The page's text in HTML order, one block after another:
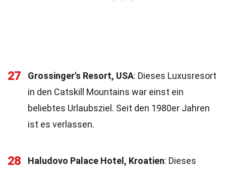
27 Grossinger's Resort, USA: Dieses Luxusresort
in den Catskill Mountains war einst ein
beliebtes Urlaubsziel. Seit den 1980er Jahren
ist es verlassen.
28 Haludovo Palace Hotel, Kroatien: Dieses